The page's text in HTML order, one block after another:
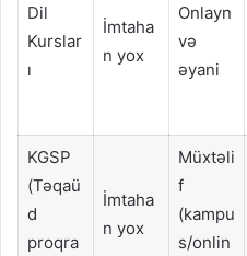
Dil
Kurslar
ı
İmtaha
n yox
Onlayn
və
əyani
KGSP
(Təqaü
d
proqra
İmtaha
n yox
Müxtəli
f
(kampu
s/onlin